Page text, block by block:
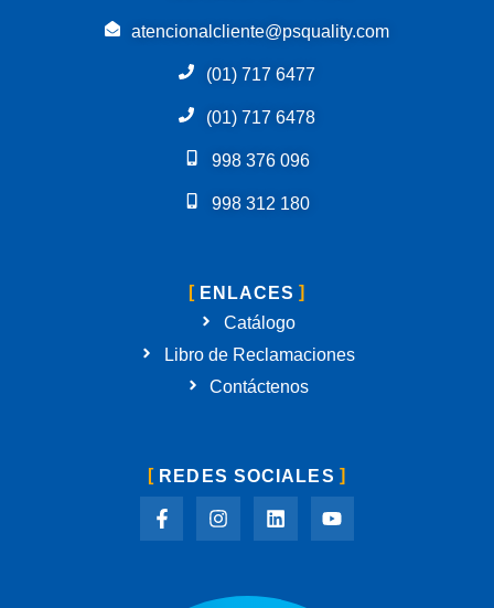
atencionalcliente@psquality.com
(01) 717 6477
(01) 717 6478
998 376 096
998 312 180
ENLACES
Catálogo
Libro de Reclamaciones
Contáctenos
REDES SOCIALES